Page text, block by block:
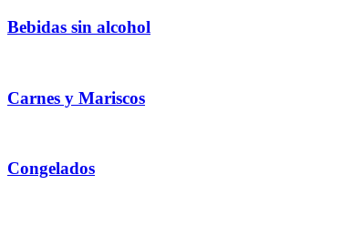
Bebidas sin alcohol
Carnes y Mariscos
Congelados